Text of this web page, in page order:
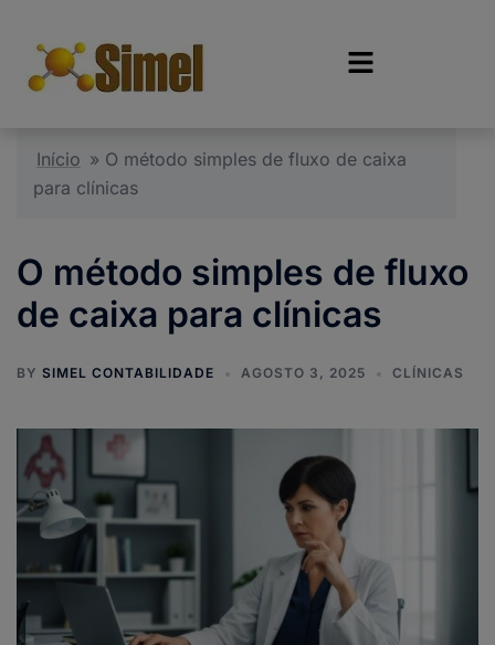
Início » O método simples de fluxo de caixa
para clínicas
O método simples de fluxo
de caixa para clínicas
BY SIMEL CONTABILIDADE AGOSTO 3, 2025 CLÍNICAS